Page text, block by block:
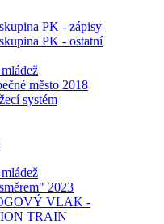
PK - zápisy
PK - ostatní
město 2018
systém
2023
VLAK -
TRAIN